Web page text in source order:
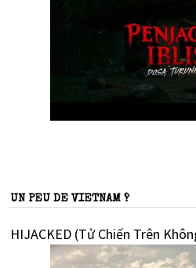
UN PEU DE VIETNAM ?
HIJACKED (Tử Chiến Trên